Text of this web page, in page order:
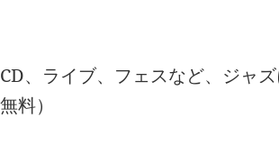
、ライブ、フェスなど、ジャ
料）